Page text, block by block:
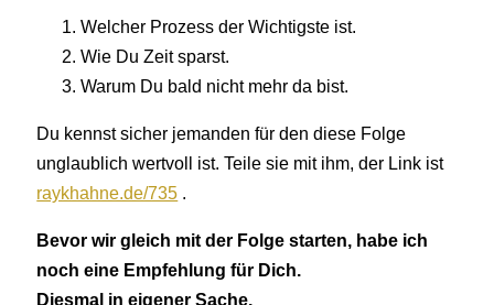
Welcher Prozess der Wichtigste ist.
Wie Du Zeit sparst.
Warum Du bald nicht mehr da bist.
Du kennst sicher jemanden für den diese Folge
unglaublich wertvoll ist. Teile sie mit ihm, der Link ist
raykhahne.de/735 .
Bevor wir gleich mit der Folge starten, habe ich
noch eine Empfehlung für Dich.
Diesmal in eigener Sache.